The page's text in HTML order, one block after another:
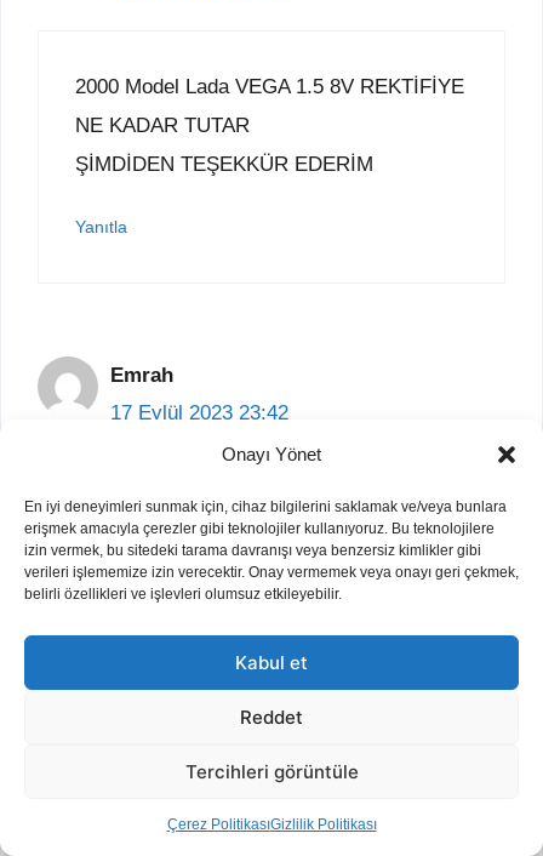
Onayı Yönet
En iyi deneyimleri sunmak için, cihaz bilgilerini saklamak ve/veya bunlara
erişmek amacıyla çerezler gibi teknolojiler kullanıyoruz. Bu teknolojilere
izin vermek, bu sitedeki tarama davranışı veya benzersiz kimlikler gibi
verileri işlememize izin verecektir. Onay vermemek veya onayı geri çekmek,
belirli özellikleri ve işlevleri olumsuz etkileyebilir.
Kabul et
Reddet
Tercihleri görüntüle
Çerez PolitikasıGizlilik Politikası
2000 Model Lada VEGA 1.5 8V REKTİFİYE
NE KADAR TUTAR
ŞİMDİDEN TEŞEKKÜR EDERİM
Yanıtla
Emrah
17 Eylül 2023 23:42
Merhaba 2007 bmw x3 e83 2.5si
Benzinli
Rektifiye ne kadar ücret çıkartır